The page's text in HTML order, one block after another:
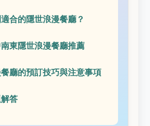
合的隱世浪漫餐廳？
東隱世浪漫餐廳推薦
廳的預訂技巧與注意事項
答